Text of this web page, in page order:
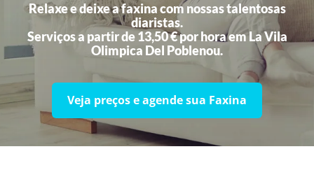
Relaxe e deixe a faxina com nossas talentosas
diaristas.
Serviços a partir de 13,50 € por hora emLa Vila
Olimpica Del Poblenou.
Veja preços e agende sua Faxina